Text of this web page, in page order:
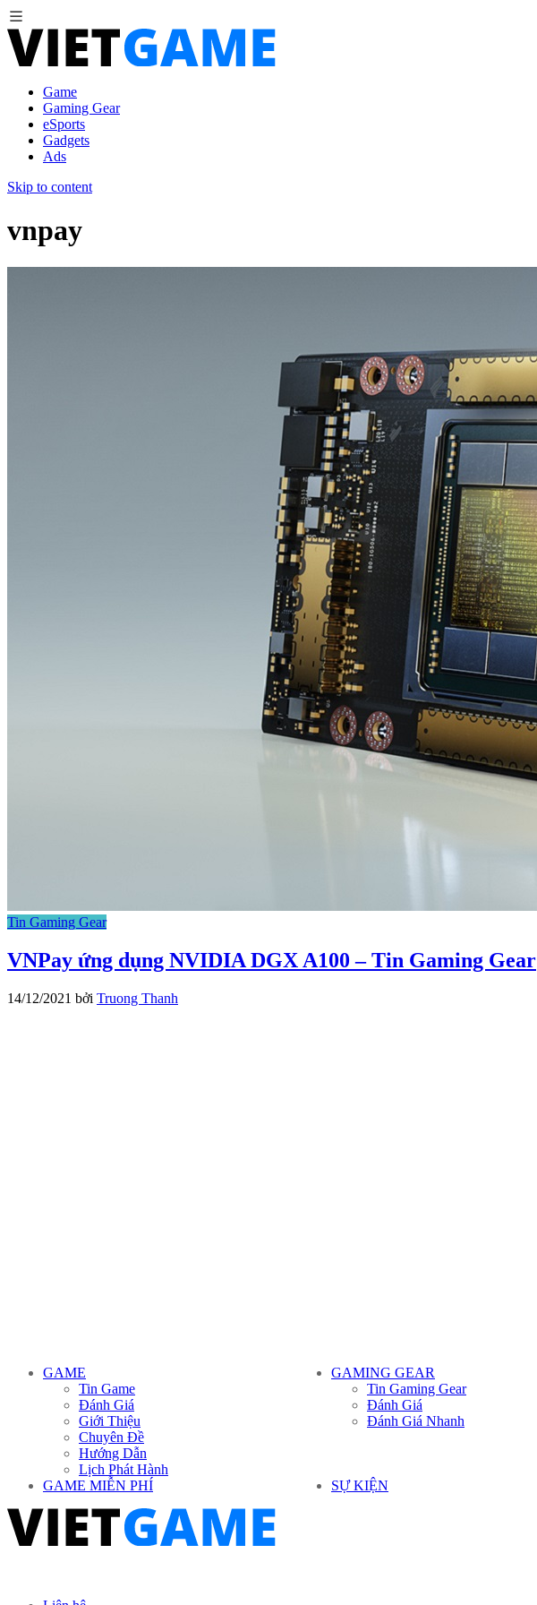
Game
Gaming Gear
eSports
Gadgets
Ads
Skip to content
vnpay
Tin Gaming Gear
VNPay ứng dụng NVIDIA DGX A100 – Tin Gaming Gear
14/12/2021 bởi Truong Thanh
GAME
Tin Game
Đánh Giá
Giới Thiệu
Chuyên Đề
Hướng Dẫn
Lịch Phát Hành
GAMING GEAR
Tin Gaming Gear
Đánh Giá
Đánh Giá Nhanh
GAME MIỄN PHÍ SỰ KIỆN